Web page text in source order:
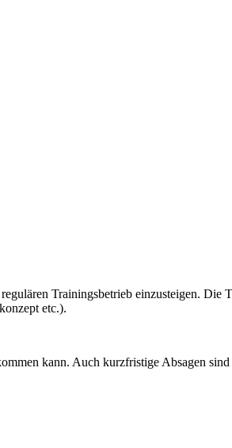
Trainingsbetrieb einzusteigen. Die
etc.).
kann. Auch kurzfristige Absagen